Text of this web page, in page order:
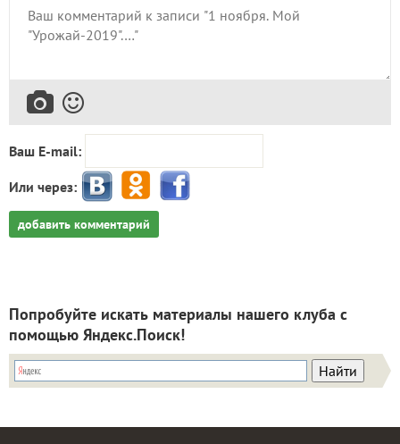
Ваш E-mail:
Или через:
добавить комментарий
Попробуйте искать материалы нашего клуба с
помощью Яндекс.Поиск!